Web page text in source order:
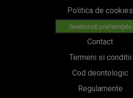
Politica de cookies
Gestionați preferințele
Contact
Termeni si conditii
Cod deontologic
Regulamente